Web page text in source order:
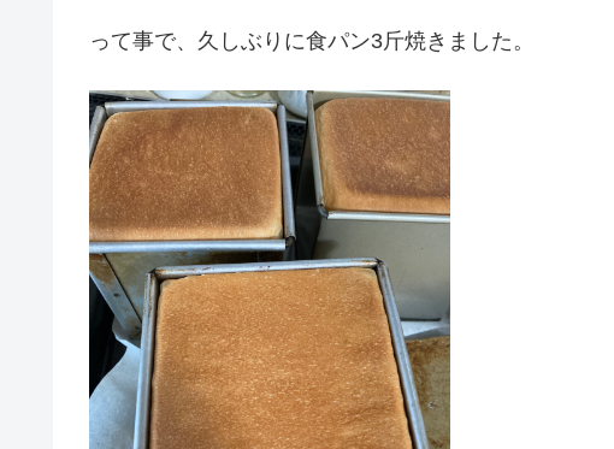
って事で、久しぶりに食パン3斤焼きました。